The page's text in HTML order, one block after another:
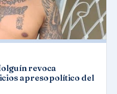
revoca
a preso político del